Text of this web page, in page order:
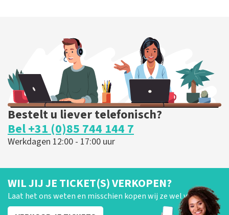
Bestelt u liever telefonisch?
Bel +31 (0)85 744 144 7
Werkdagen 12:00 - 17:00 uur
WIL JIJ JE TICKET(S) VERKOPEN?
Laat het ons weten en misschien kopen wij ze wel van je!